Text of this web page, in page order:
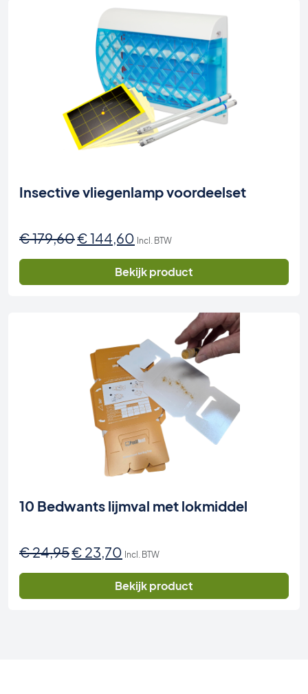
Insective vliegenlamp voordeelset
€179,60Oorspronkelijke
€ 179,60.
€144,60 Huidige
is:
€ 144,60.
Incl. BTW
Bekijk product
10 Bedwants lijmval met lokmiddel
€24,95Oorspronkelijke
€ 24,95.
€ 23,70 Huidige
is:
€ 23,70.
Incl. BTW
Bekijk product